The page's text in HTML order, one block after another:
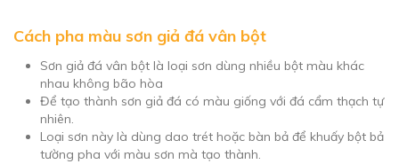
Cách pha màu sơn giả đá vân bột
Sơn giả đá vân bột là loại sơn dùng nhiều bột màu khác
nhau không bão hòa
Để tạo thành sơn giả đá có màu giống với đá cẩm thạch tự
nhiên.
Loại sơn này là dùng dao trét hoặc bàn bả để khuấy bột bả
tường pha với màu sơn mà tạo thành.